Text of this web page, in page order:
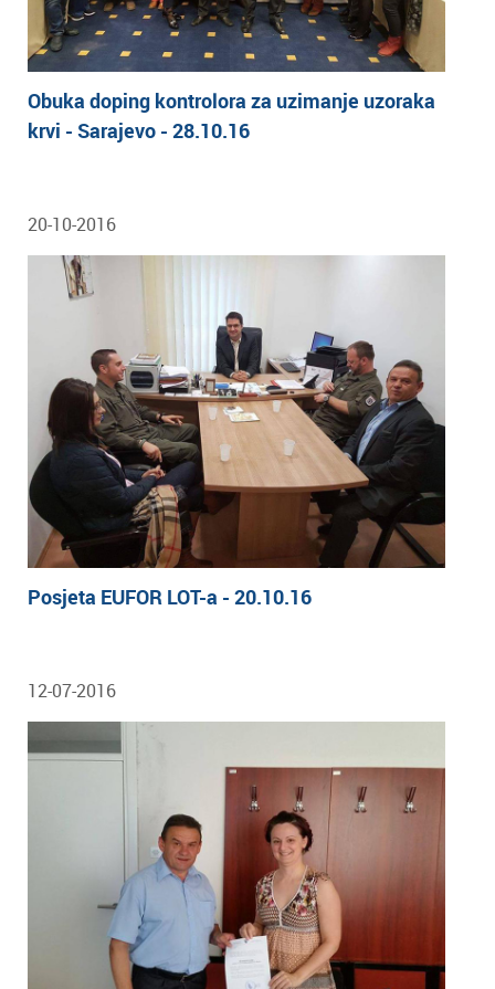
Obuka doping kontrolora za uzimanje uzoraka
krvi - Sarajevo - 28.10.16
20-10-2016
Posjeta EUFOR LOT-a - 20.10.16
12-07-2016